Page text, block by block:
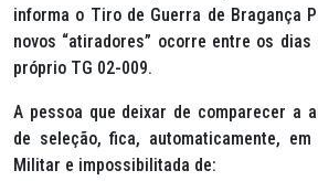
informa o Tiro de Guerra de Bragança
novos “atiradores” ocorre entre os
próprio TG 02-009.
A pessoa que deixar de comparecer a
de seleção, fica, automaticamente,
Militar e impossibilitada de: